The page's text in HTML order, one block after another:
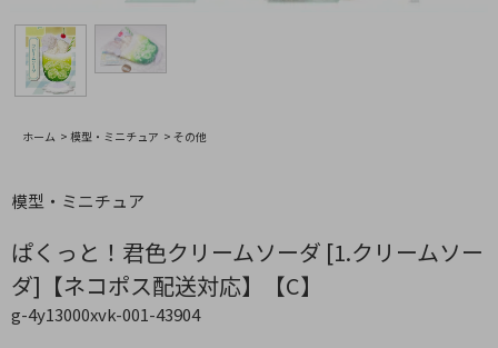
ホーム > 模型・ミニチュア > その他
模型・ミニチュア
ぱくっと！君色クリームソーダ [1.クリームソー
ダ]【ネコポス配送対応】【C】
g-4y13000xvk-001-43904